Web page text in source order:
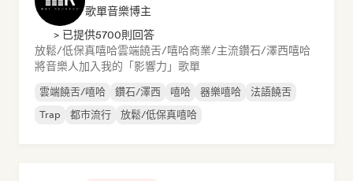
歌單音樂博主
> 已提供5700則回答
放鬆/低保真嘻哈雲端饒舌/嘻哈商業/主流鑽石/澤西嘻哈
將音樂人加入我的「影響力」歌單
雲端饒舌/嘻哈 鑽石/澤西 嘻哈 器樂嘻哈
法語饒舌
Trap
都市流行 放鬆/低保真嘻哈